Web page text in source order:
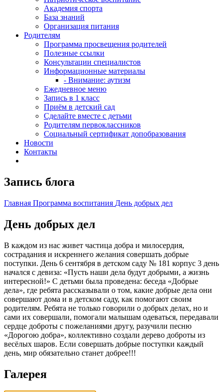
Академия спорта
База знаний
Организация питания
Родителям
Программа просвещения родителей
Полезные ссылки
Консультации специалистов
Информационные материалы
- Внимание: аутизм
Ежедневное меню
Запись в 1 класс
Приём в детский сад
Сделайте вместе с детьми
Родителям первоклассников
Социальный сертификат допобразования
Новости
Контакты
Запись блога
Главная Программа воспитания День добрых дел
День добрых дел
В каждом из нас живет частица добра и милосердия,
сострадания и искреннего желания совершать добрые
поступки. День 6 сентября в детском саду № 181 корпус 3 день
начался с девиза: «Пусть наши дела будут добрыми, а жизнь
интересной!» С детьми была проведена: беседа «Добрые
дела», где ребята рассказывали о том, какие добрые дела они
совершают дома и в детском саду, как помогают своим
родителям. Ребята не только говорили о добрых делах, но и
сами их совершали, помогали малышам одеваться, передавали
сердце доброты с пожеланиями другу, разучили песню
«Дорогою добра», коллективно создали дерево доброты из
весёлых шаров. Если совершать добрые поступки каждый
день, мир обязательно станет добрее!!!
Галерея